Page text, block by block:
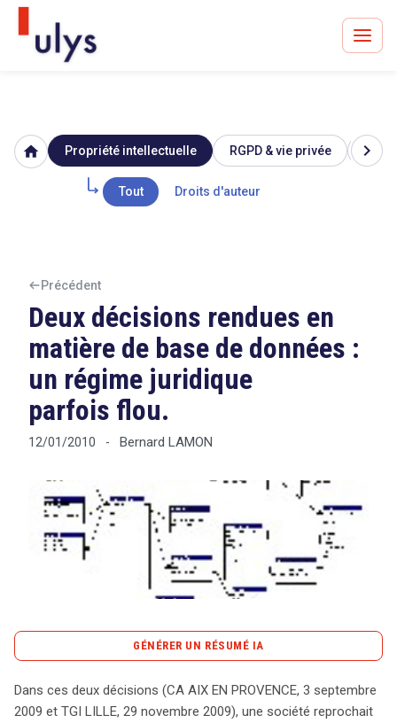
Avocats à Paris & Bruxelles
Leader en droit de l'innovation depuis 30 ans
Tout sur le RGPD
Rechercher
CONTACT
home Propriété intellectuelle RGPD & vie privée
Tout Droits d'auteur
chevron_right
Précédent
Deux décisions rendues en
matière de base de données :
un régime juridique
parfois flou.
12/01/2010 - Bernard LAMON
GÉNÉRER UN RÉSUMÉ IA
Deux décisions judiciaires récentes mettent en lumière
Dans ces deux décisions (CA AIX EN PROVENCE, 3 septembre
2009 et TGI LILLE, 29 novembre 2009), une société reprochait